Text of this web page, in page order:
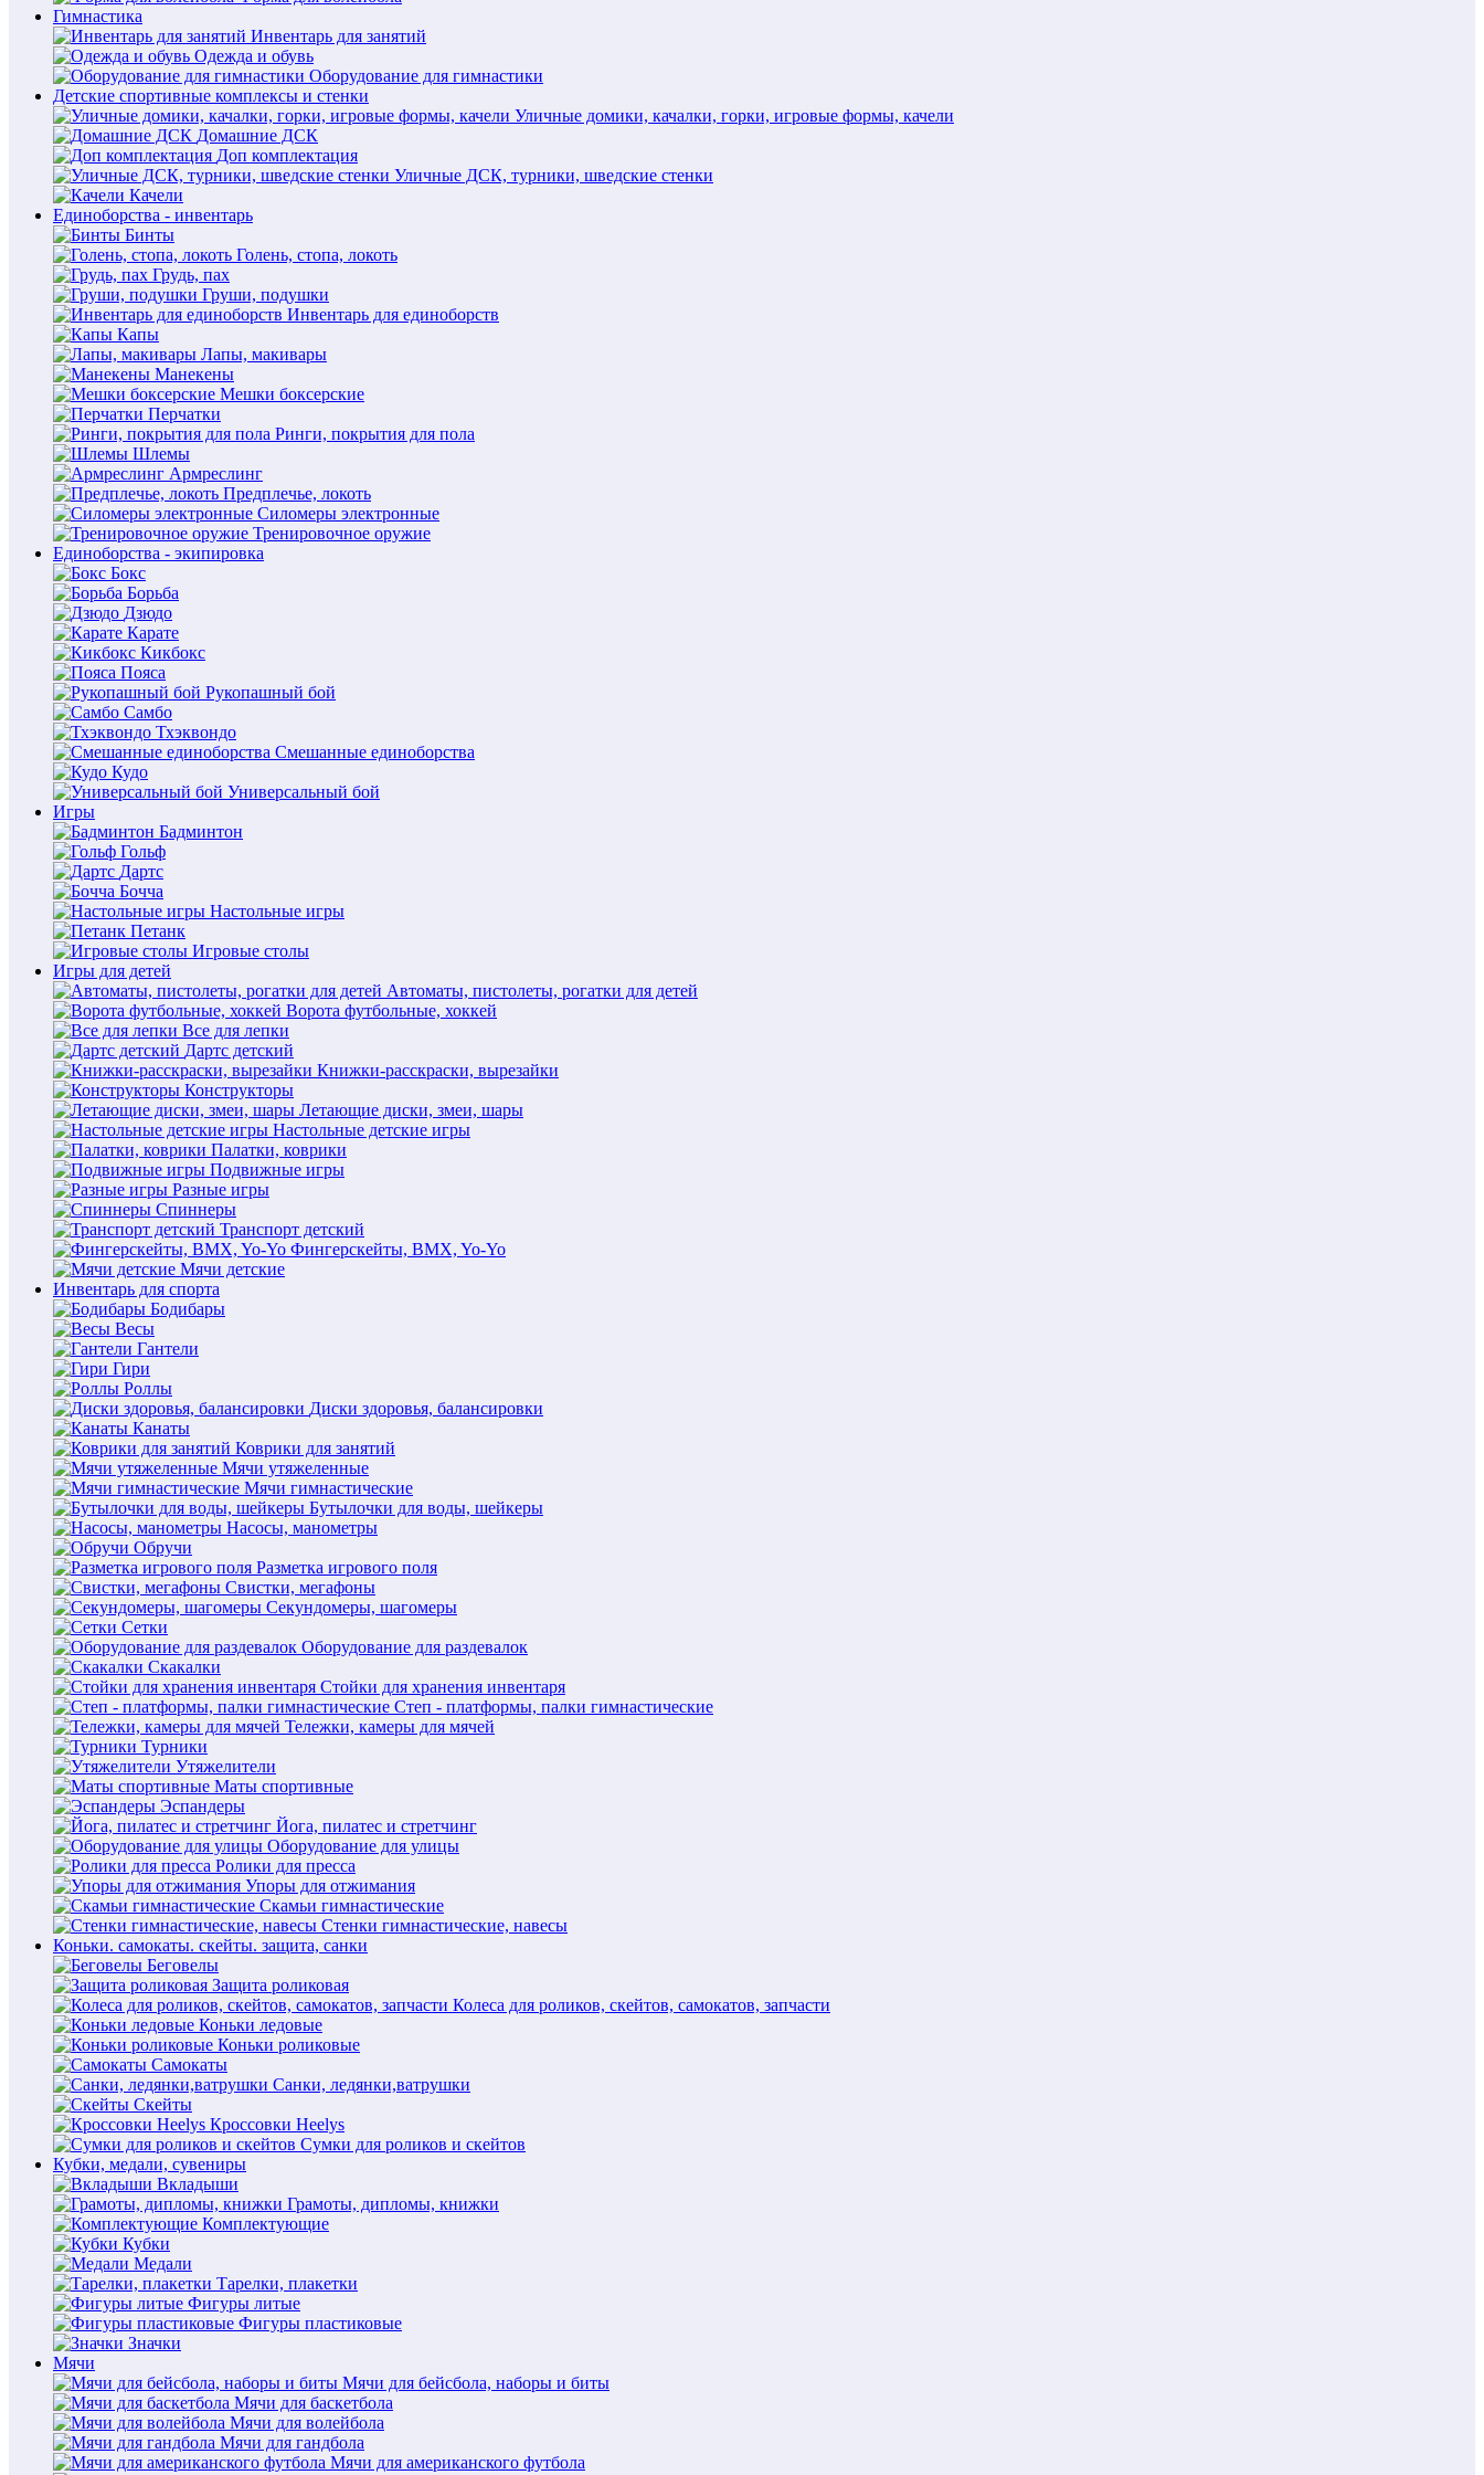
Гимнастика
Инвентарь для занятий
Одежда и обувь
Оборудование для гимнастики
Детские спортивные комплексы и стенки
Уличные домики, качалки, горки, игровые формы, качели
Домашние ДСК
Доп комплектация
Уличные ДСК, турники, шведские стенки
Качели
Единоборства - инвентарь
Бинты
Голень, стопа, локоть
Грудь, пах
Груши, подушки
Инвентарь для единоборств
Капы
Лапы, макивары
Манекены
Мешки боксерские
Перчатки
Ринги, покрытия для пола
Шлемы
Армреслинг
Предплечье, локоть
Силомеры электронные
Тренировочное оружие
Единоборства - экипировка
Бокс
Борьба
Дзюдо
Карате
Кикбокс
Пояса
Рукопашный бой
Самбо
Тхэквондо
Смешанные единоборства
Кудо
Универсальный бой
Игры
Бадминтон
Гольф
Дартс
Бочча
Настольные игры
Петанк
Игровые столы
Игры для детей
Автоматы, пистолеты, рогатки для детей
Ворота футбольные, хоккей
Все для лепки
Дартс детский
Книжки-расскраски, вырезайки
Конструкторы
Летающие диски, змеи, шары
Настольные детские игры
Палатки, коврики
Подвижные игры
Разные игры
Спиннеры
Транспорт детский
Фингерскейты, BMX, Yo-Yo
Мячи детские
Инвентарь для спорта
Бодибары
Весы
Гантели
Гири
Роллы
Диски здоровья, балансировки
Канаты
Коврики для занятий
Мячи утяжеленные
Мячи гимнастические
Бутылочки для воды, шейкеры
Насосы, манометры
Обручи
Разметка игрового поля
Свистки, мегафоны
Секундомеры, шагомеры
Сетки
Оборудование для раздевалок
Скакалки
Стойки для хранения инвентаря
Степ - платформы, палки гимнастические
Тележки, камеры для мячей
Турники
Утяжелители
Маты спортивные
Эспандеры
Йога, пилатес и стретчинг
Оборудование для улицы
Ролики для пресса
Упоры для отжимания
Скамьи гимнастические
Стенки гимнастические, навесы
Коньки. самокаты. скейты. защита, санки
Беговелы
Защита роликовая
Колеса для роликов, скейтов, самокатов, запчасти
Коньки ледовые
Коньки роликовые
Самокаты
Санки, ледянки,ватрушки
Скейты
Кроссовки Heelys
Сумки для роликов и скейтов
Кубки, медали, сувениры
Вкладыши
Грамоты, дипломы, книжки
Комплектующие
Кубки
Медали
Тарелки, плакетки
Фигуры литые
Фигуры пластиковые
Значки
Мячи
Мячи для бейсбола, наборы и биты
Мячи для баскетбола
Мячи для волейбола
Мячи для гандбола
Мячи для американского футбола